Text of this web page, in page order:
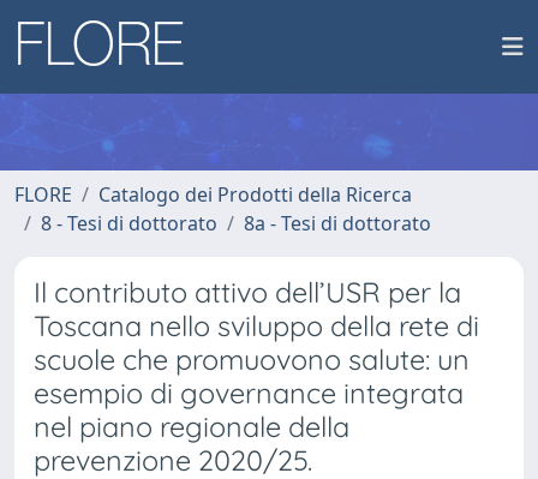
FLORE
Catalogo dei Prodotti della Ricerca
8 - Tesi di dottorato
8a - Tesi di dottorato
Il contributo attivo dell’USR per la
Toscana nello sviluppo della rete di
scuole che promuovono salute: un
esempio di governance integrata
nel piano regionale della
prevenzione 2020/25.